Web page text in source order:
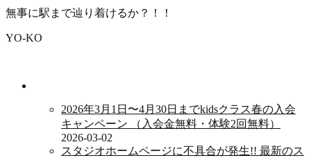
無事に駅まで辿り着けるか？！！
YO-KO
2026年3月1日〜4月30日までkidsクラス春の入会
キャンペーン （入会金無料・体験2回無料）
2026-03-02
スタジオホームページに不具合が発生!! 最新のス